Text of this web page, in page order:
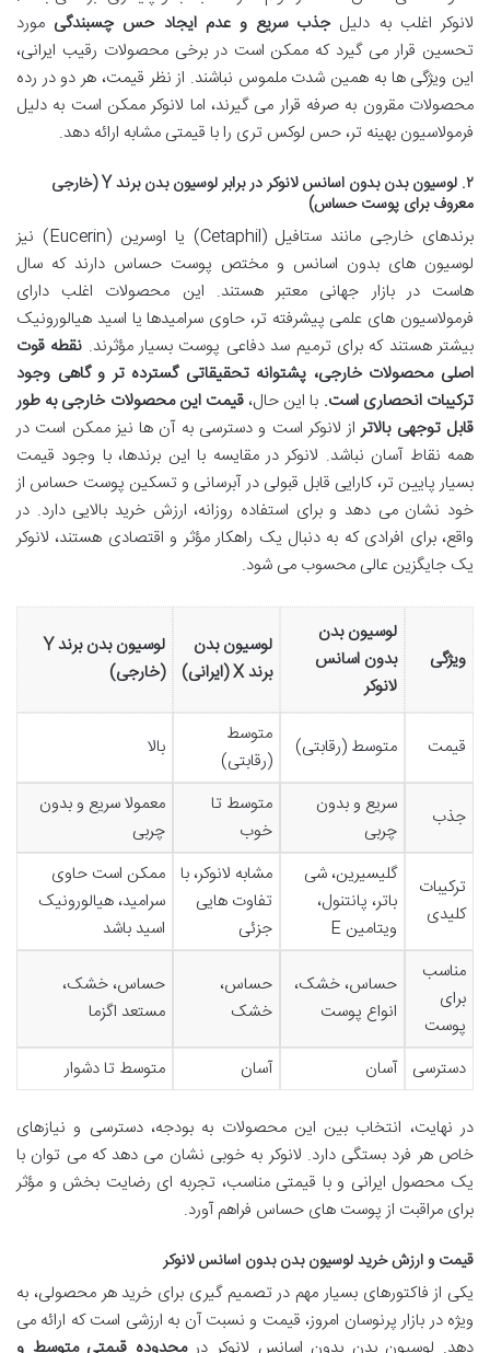
لانوکر اغلب به دلیلجذب سریع و عدم ایجاد حس چسبندگی مورد
تحسین قرار می گیرد که ممکن است در برخی محصولات رقیب ایرانی،
این ویژگی ها به همین شدت ملموس نباشند. از نظر قیمت، هر دو در رده
محصولات مقرون به صرفه قرار می گیرند، اما لانوکر ممکن است به دلیل
فرمولاسیون بهینه تر، حس لوکس تری را با قیمتی مشابه ارائه دهد.
۲. لوسیون بدن بدون اسانس لانوکر در برابر لوسیون بدن برند Y (خارجی
معروف برای پوست حساس)
برندهای خارجی مانند ستافیل (Cetaphil) یا اوسرین (Eucerin) نیز
لوسیون های بدون اسانس و مختص پوست حساس دارند که سال
هاست در بازار جهانی معتبر هستند. این محصولات اغلب دارای
فرمولاسیون های علمی پیشرفته تر، حاوی سرامیدها یا اسید هیالورونیک
بیشتر هستند که برای ترمیم سد دفاعی پوست بسیار مؤثرند. نقطه قوت
اصلی محصولات خارجی، پشتوانه تحقیقاتی گسترده تر و گاهی وجود
ترکیبات انحصاری است. با این حال،قیمت این محصولات خارجی به طور
قابل توجهی بالاتراز لانوکر است و دسترسی به آن ها نیز ممکن است در
همه نقاط آسان نباشد. لانوکر در مقایسه با این برندها، با وجود قیمت
بسیار پایین تر، کارایی قابل قبولی در آبرسانی و تسکین پوست حساس از
خود نشان می دهد و برای استفاده روزانه، ارزش خرید بالایی دارد. در
واقع، برای افرادی که به دنبال یک راهکار مؤثر و اقتصادی هستند، لانوکر
یک جایگزین عالی محسوب می شود.
ویژگی
لوسیون بدن
بدون اسانس
لانوکر
لوسیون بدن
برند X (ایرانی)
لوسیون بدن برند Y
(خارجی)
قیمت متوسط (رقابتی)
متوسط
(رقابتی)
بالا
جذب
سریع و بدون
چربی
متوسط تا
خوب
معمولا سریع و بدون
چربی
ترکیبات
کلیدی
گلیسیرین، شی
باتر، پانتنول،
ویتامین E
مشابه لانوکر، با
تفاوت هایی
جزئی
ممکن است حاوی
سرامید، هیالورونیک
اسید باشد
مناسب
برای
پوست
حساس، خشک،
انواع پوست
حساس،
خشک
حساس، خشک،
مستعد اگزما
دسترسی آسان آسان متوسط تا دشوار
در نهایت، انتخاب بین این محصولات به بودجه، دسترسی و نیازهای
خاص هر فرد بستگی دارد. لانوکر به خوبی نشان می دهد که می توان با
یک محصول ایرانی و با قیمتی مناسب، تجربه ای رضایت بخش و مؤثر
برای مراقبت از پوست های حساس فراهم آورد.
قیمت و ارزش خرید لوسیون بدن بدون اسانس لانوکر
یکی از فاکتورهای بسیار مهم در تصمیم گیری برای خرید هر محصولی، به
ویژه در بازار پرنوسان امروز، قیمت و نسبت آن به ارزشی است که ارائه می